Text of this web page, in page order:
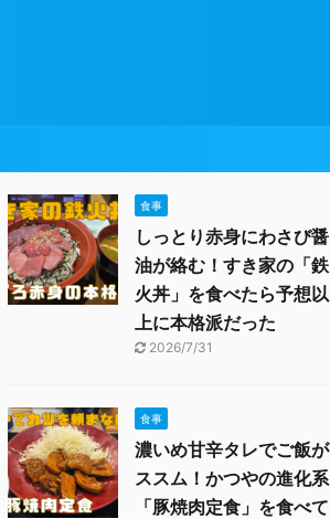
食事
しっとり赤身にわさび醤
油が絡む！すき家の「鉄
火丼」を食べたら予想以
上に本格派だった
2026/7/31
食事
濃いめ甘辛タレでご飯が
ススム！かつやの進化系
「豚焼肉定食」を食べて